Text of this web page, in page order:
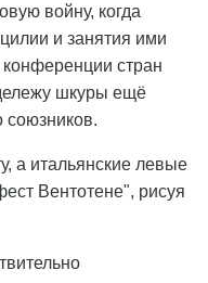
войну, когда
и занятия ими
стран
шкуры ещё
союзников.
а итальянские левые
Вентотене", рисуя